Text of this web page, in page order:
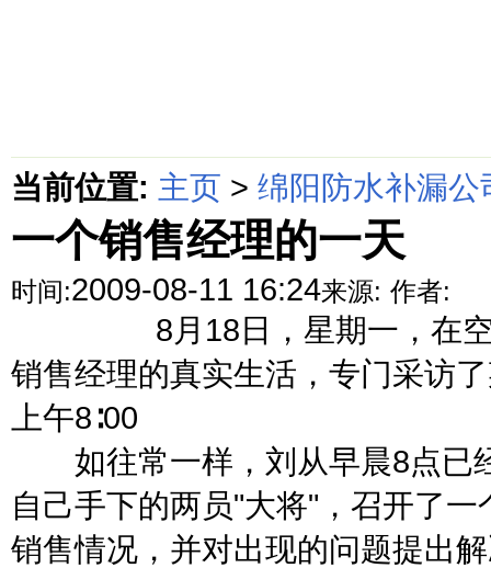
当前位置: 主页 > 绵阳防水补漏公
一个销售经理的一天
时间:2009-08-11 16:24来源: 作者:
8月18日，星期一，在空调
销售经理的真实生活，专门采访
上午8∶00
如往常一样，刘从早晨8点已
自己手下的两员"大将"，召开了
销售情况，并对出现的问题提出